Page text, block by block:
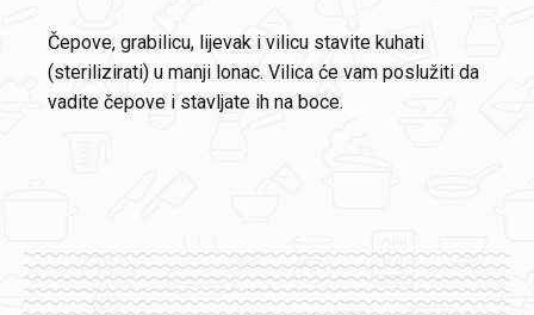
Čepove, grabilicu, lijevak i vilicu stavite kuhati
(sterilizirati) u manji lonac. Vilica će vam poslužiti da
vadite čepove i stavljate ih na boce.